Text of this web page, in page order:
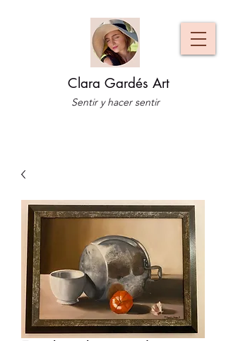
Clara Gardés Art
Sentir y hacer sentir